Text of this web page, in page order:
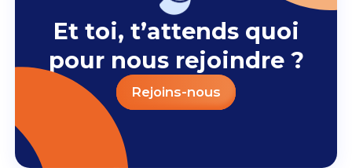
Et toi, t’attends quoi
pour nous rejoindre ?
Rejoins-nous